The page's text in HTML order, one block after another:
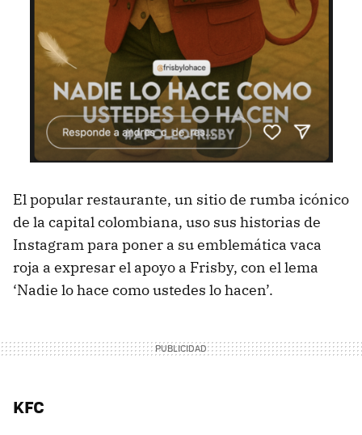
El popular restaurante, un sitio de rumba icónico
de la capital colombiana, uso sus historias de
Instagram para poner a su emblemática vaca
roja a expresar el apoyo a Frisby, con el lema
‘Nadie lo hace como ustedes lo hacen’.
KFC